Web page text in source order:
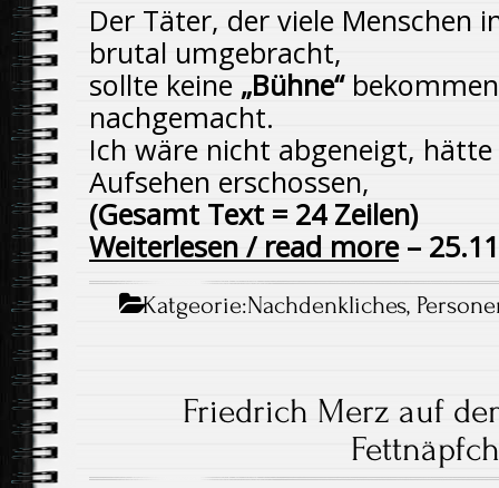
Der Täter, der viele Menschen
brutal umgebracht,
sollte keine „Bühne“
nachgemacht.
Ich wäre nicht abgeneigt,
Aufsehen erschossen,
(Gesamt Text = 24 Zeilen)
Weiterlesen / read more–
Katgeorie:Nachdenkliches,
Friedrich Merz auf